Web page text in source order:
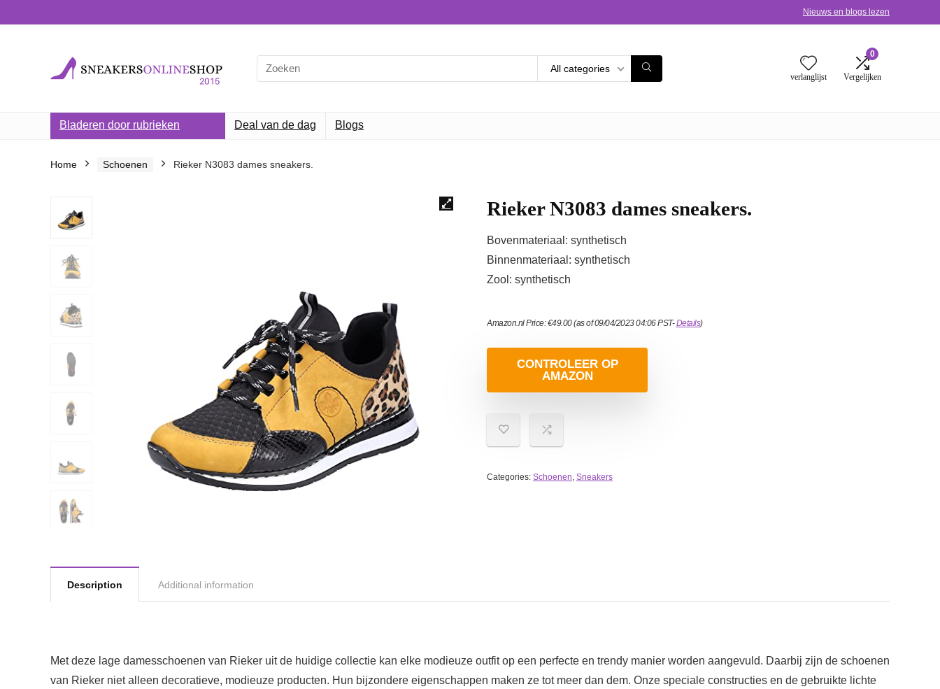
Nieuws en blogs lezen
Search
for:
All categories
verlanglijst
0
Vergelijken
Bladeren door rubrieken Deal van de dag Blogs
Home Schoenen Rieker N3083 dames sneakers.
Rieker N3083 dames sneakers.
Bovenmateriaal: synthetisch
Binnenmateriaal: synthetisch
Zool: synthetisch
Amazon.nl Price:€49.00(as of 09/04/2023 04:06 PST-Details)
CONTROLEER OP
AMAZON
Categories: Schoenen, Sneakers
Description Additional information
Met deze lage damesschoenen van Rieker uit de huidige collectie kan elke modieuze outfit op een perfecte en trendy manier worden aangevuld. Daarbij zijn de schoenen
van Rieker niet alleen decoratieve, modieuze producten. Hun bijzondere eigenschappen maken ze tot meer dan dem. Onze speciale constructies en de gebruikte lichte